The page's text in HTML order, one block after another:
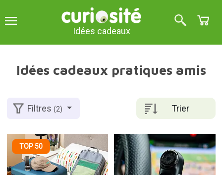
Idées cadeaux
Idées cadeaux pratiques amis
Trier
Filtres(2)
TOP 50